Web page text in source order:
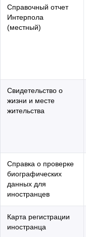
Справочный отчет
Интерпола
(местный)
Свидетельство о
жизни и месте
жительства
Справка о проверке
биографических
данных для
иностранцев
Карта регистрации
иностранца